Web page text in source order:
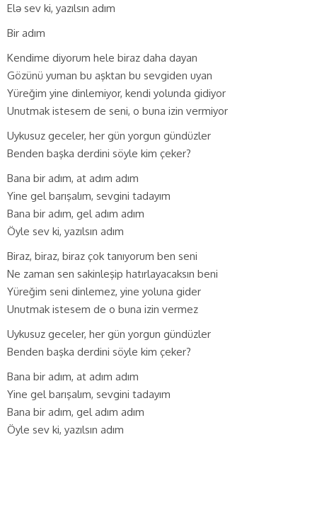
Elə sev ki, yazılsın adım
Bir adım
Kendime diyorum hele biraz daha dayan
Gözünü yuman bu aşktan bu sevgiden uyan
Yüreğim yine dinlemiyor, kendi yolunda gidiyor
Unutmak istesem de seni, o buna izin vermiyor
Uykusuz geceler, her gün yorgun gündüzler
Benden başka derdini söyle kim çeker?
Bana bir adım, at adım adım
Yine gel barışalım, sevgini tadayım
Bana bir adım, gel adım adım
Öyle sev ki, yazılsın adım
Biraz, biraz, biraz çok tanıyorum ben seni
Ne zaman sen sakinleşip hatırlayacaksın beni
Yüreğim seni dinlemez, yine yoluna gider
Unutmak istesem de o buna izin vermez
Uykusuz geceler, her gün yorgun gündüzler
Benden başka derdini söyle kim çeker?
Bana bir adım, at adım adım
Yine gel barışalım, sevgini tadayım
Bana bir adım, gel adım adım
Öyle sev ki, yazılsın adım